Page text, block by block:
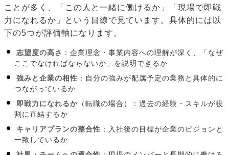
ことが多く、「この人と一緒に働けるか」「現場で即戦
力になれるか」という目線で見ています。具体的には以
下の5つが評価軸になります。
志望度の高さ ：企業理念・事業内容への理解が深く、「なぜ
ここでなければならないか」を説明できるか
強みと企業の相性 ：自分の強みが配属予定の業務と具体的に
つながっているか
即戦力になれるか （転職の場合）：過去の経験・スキルが役
割に直結するか
キャリアプランの整合性 ：入社後の目標が企業のビジョンと
一致しているか